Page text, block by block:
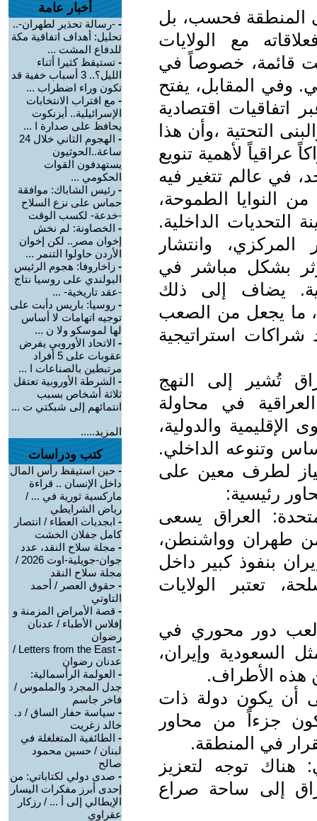
المنطقة فحسب، بل
مع الولايات
قائمة، خصوصاً في
وفي المقابل، يفتح
اتفاقيات اقتصادية
التحتية ،وأن هذا
عراقياً لأهمية تنويع
في عالم تتغير فيه
النوايا الطموحة،
التحديات الداخلية.
وانتشار
بشكل مباشر في
يضاف إلى ذلك
ما يجعل من الصعب
استراتيجية
تُشير إلى النهج
في محاولة
والدولية،
وتنوعه الداخلي.
لطرف معين على
رئيسية:
العراق يسعى
طهران وواشنطن،
بنفوذ كبير داخل
تعتبر الولايات
لعب دور محوري في
السعودية وإيران،
هذه الأطراف.
أن يكون دولة ذات
جزءاً من محاور
في المنطقة.
هناك توجه لتعزيز
إلى ساحة صراع
أخبار عامة
- -رسالة تحذير لطهران-..
تحليل: أهداف اتفاقية مكة
للدفاع المشت ...
- تستيقظ كثيرا أثناء
الليل؟.. 3 أسباب خفية قد
تكون وراء اضطراب ...
- مع اقتراب الانتخابات
الإسرائيلية.. أيزنكوت
يحافظ على صدارة ا ...
-
الهجوم الثاني خلال 24
ساعة..الحوثيون
يستهدفون القوات
الحكومي ...
- رئيس الشاباك: موافقة
حماس على نزع السلاح
-خدعة- لكسب الوقت
- الخصاونة: لم نخش
إخوان مصر.. لكن إخوان
الأردن حاولوا التنمر ...
- زاخاروفا: هجوم الرئيس
البولندي على روسيا نتاج
-عقد تاريخية- ...
- روسيا: باريس دأبت على
توجيه اتهامات لا أساس
لها لموسكو ولا ن ...
- الاتحاد الأوروبي يفرض
عقوبات على 5 أفراد
مرتبطين بالصناعات ا ...
- الشرطة الأوروبية تعتقل
ثلاثة أشخاص بسبب
انتمائهم إلى شبكتي ت ...
المزيد.....
كتب ودراسات
- حين استيقظ رأس المال
داخل الإنسان .. قراءة
ماركسية ثورية في ... /
رياض الشرايطي
- ابجديات العطاء / انتصار
كامل جفلان الخشت
- مجلة سلاح النقد، عدد
جوان-جويلية-اوت 2026 /
مجلة سلاح النقد
- حقوق العصر / أحمد
التاوتي
- قصة الأمراض المزمنة و
إفلاس الأطباء / عدنان
رضوان
-
Letters from the East /
عدنان رضوان
- العولمة الرأسمالية:
جدل المجرد والملموس /
فاخر جاسم
- سياسة حفار الساق / د.
خالد زغريت
- الطائفية المتغلغلة في
لبنان / حسين محمود
صالح
- صدى دولي لكتاباتي: من
إحدى أبرز مفكرات اليسار
الإيطالي إلى أ ... / رزكار
عقراوي